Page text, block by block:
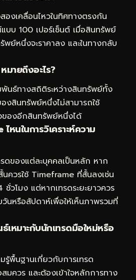
งเคลื่อนไหวในทิศทางตรงกัน
บ 100 เปอร์เซ็นต์ เมื่อสินทรัพย์
ย์หนึ่งจะราคาลง และในทางกลับ
ายถึงอะไร?
นธ์ทางสถิติระหว่างสินทรัพย์ทั้ง
งสินทรัพย์หนึ่งไม่สามารถใช้
ของอีกสินทรัพย์หนึ่งได้
หนในการวิเคราะห์ความ
ดของแต่ละบุคคลเป็นหลัก หาก
นควรใช้ Timeframe ที่สั้นลงเช่น
วโมง แต่หากเทรดระยะยาวควร
นหรือสัปดาห์เพื่อให้เห็นภาพรวมที่
หมาะกับนักเทรดมือใหม่หรือ
รู้พื้นฐานเกี่ยวกับการเทรด
มควร และต้องเข้าใจหลักการทาง